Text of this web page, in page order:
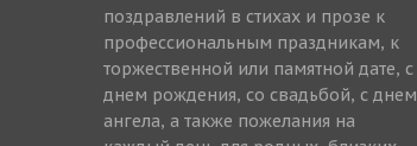
поздравлений в стихах и прозе к
профессиональным праздникам, к
торжественной или памятной дате, с
днем рождения, со свадьбой, с днем
ангела, а также пожелания на